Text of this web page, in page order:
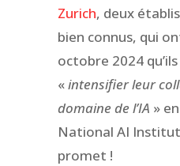
Zurich, deux
bien connus, qui
octobre 2024
«intensifier leur
domaine de l’IA »
National AI
promet !